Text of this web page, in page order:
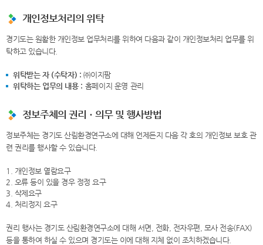
개인정보처리의 위탁
경기도는 원활한 개인정보 업무처리를 위하여 다음과 같이 개인정보처리 업무를 위
탁하고 있습니다.
위탁받는 자 (수탁자) : ㈜이지팜
위탁하는 업무의 내용 : 홈페이지 운영 관리
정보주체의 권리ㆍ의무 및 행사방법
정보주체는 경기도 산림환경연구소에 대해 언제든지 다음 각 호의 개인정보 보호 관
련 권리를 행사할 수 있습니다.
1. 개인정보 열람요구
2. 오류 등이 있을 경우 정정 요구
3. 삭제요구
4. 처리정지 요구
권리 행사는 경기도 산림환경연구소에 대해 서면, 전화, 전자우편, 모사 전송(FAX)
등을 통하여 하실 수 있으며 경기도는 이에 대해 지체 없이 조치하겠습니다.